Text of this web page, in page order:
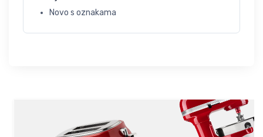
Novo s oznakama